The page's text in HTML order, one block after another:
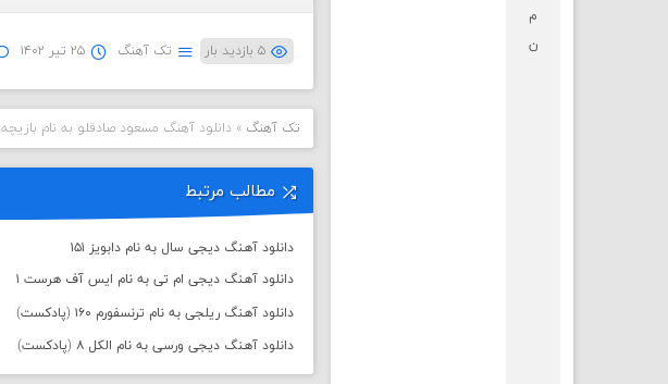
۵ بازدید بار تک آهنگ ۲۵ تیر ۱۴۰۲
تک آهنگ »دانلود آهنگ مسعود صادقلو به نام بازیچه
مطالب مرتبط
دانلود آهنگ دیجی سال به نام دابویز ۱۵۱
دانلود آهنگ دیجی ام تی به نام ایس آف هرست ۱
دانلود آهنگ ریلجی به نام ترنسفورم ۱۶۰ (پادکست)
دانلود آهنگ دیجی ورسی به نام الکل ۸ (پادکست)
م
ن